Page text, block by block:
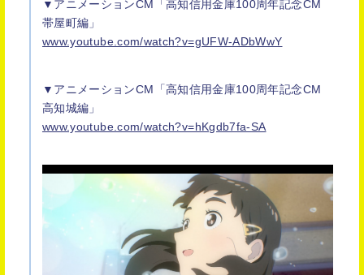
▼アニメーションCM「⾼知信⽤⾦庫100周年記念CM
帯屋町編」
www.youtube.com/watch?v=gUFW-ADbWwY
▼アニメーションCM「⾼知信⽤⾦庫100周年記念CM
⾼知城編」
www.youtube.com/watch?v=hKgdb7fa-SA